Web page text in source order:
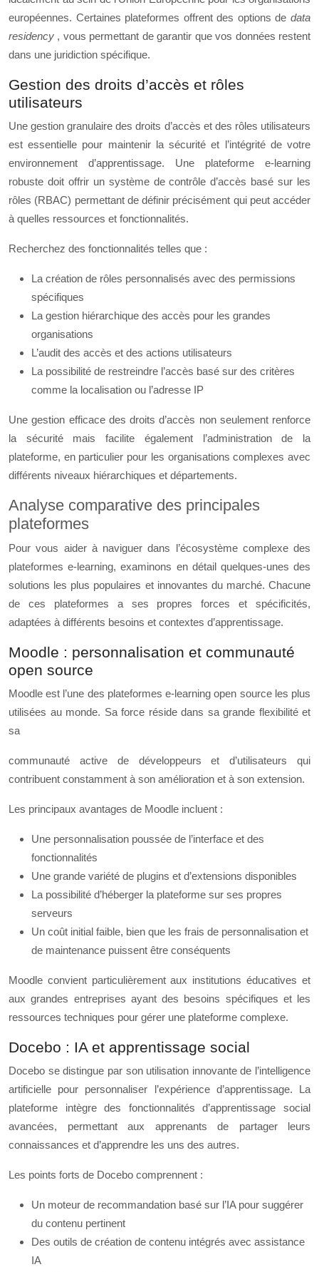
européennes. Certaines plateformes offrent des options de data
residency , vous permettant de garantir que vos données restent
dans une juridiction spécifique.
Gestion des droits d’accès et rôles
utilisateurs
Une gestion granulaire des droits d’accès et des rôles utilisateurs
est essentielle pour maintenir la sécurité et l’intégrité de votre
environnement d’apprentissage. Une plateforme e-learning
robuste doit offrir un système de contrôle d’accès basé sur les
rôles (RBAC) permettant de définir précisément qui peut accéder
à quelles ressources et fonctionnalités.
Recherchez des fonctionnalités telles que :
La création de rôles personnalisés avec des permissions
spécifiques
La gestion hiérarchique des accès pour les grandes
organisations
L’audit des accès et des actions utilisateurs
La possibilité de restreindre l’accès basé sur des critères
comme la localisation ou l’adresse IP
Une gestion efficace des droits d’accès non seulement renforce
la sécurité mais facilite également l’administration de la
plateforme, en particulier pour les organisations complexes avec
différents niveaux hiérarchiques et départements.
Analyse comparative des principales
plateformes
Pour vous aider à naviguer dans l’écosystème complexe des
plateformes e-learning, examinons en détail quelques-unes des
solutions les plus populaires et innovantes du marché. Chacune
de ces plateformes a ses propres forces et spécificités,
adaptées à différents besoins et contextes d’apprentissage.
Moodle : personnalisation et communauté
open source
Moodle est l’une des plateformes e-learning open source les plus
utilisées au monde. Sa force réside dans sa grande flexibilité et
sa
communauté active de développeurs et d’utilisateurs qui
contribuent constamment à son amélioration et à son extension.
Les principaux avantages de Moodle incluent :
Une personnalisation poussée de l’interface et des
fonctionnalités
Une grande variété de plugins et d’extensions disponibles
La possibilité d’héberger la plateforme sur ses propres
serveurs
Un coût initial faible, bien que les frais de personnalisation et
de maintenance puissent être conséquents
Moodle convient particulièrement aux institutions éducatives et
aux grandes entreprises ayant des besoins spécifiques et les
ressources techniques pour gérer une plateforme complexe.
Docebo : IA et apprentissage social
Docebo se distingue par son utilisation innovante de l’intelligence
artificielle pour personnaliser l’expérience d’apprentissage. La
plateforme intègre des fonctionnalités d’apprentissage social
avancées, permettant aux apprenants de partager leurs
connaissances et d’apprendre les uns des autres.
Les points forts de Docebo comprennent :
Un moteur de recommandation basé sur l’IA pour suggérer
du contenu pertinent
Des outils de création de contenu intégrés avec assistance
IA